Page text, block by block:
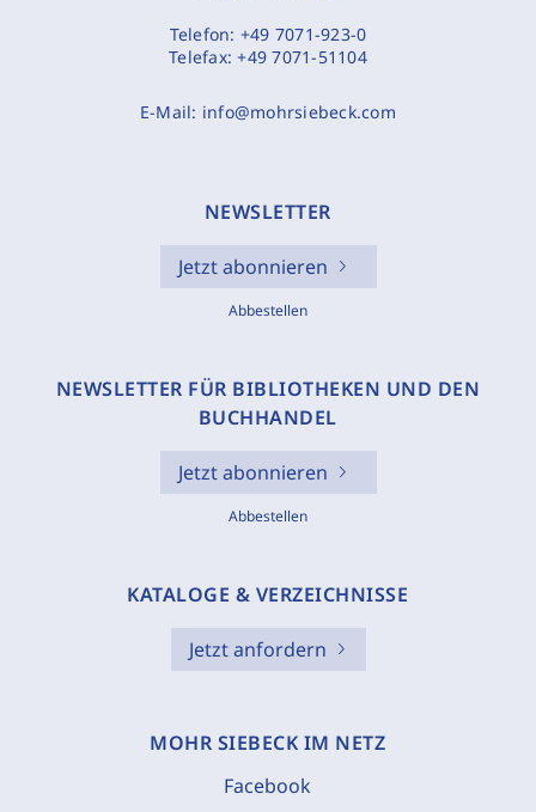
Telefon: +49 7071-923-0
Telefax:+49 7071-51104
E-Mail: info@mohrsiebeck.com
NEWSLETTER
Jetzt abonnieren
Abbestellen
NEWSLETTER FÜR BIBLIOTHEKEN UND DEN
BUCHHANDEL
Jetzt abonnieren
Abbestellen
KATALOGE & VERZEICHNISSE
Jetzt anfordern
MOHR SIEBECK IM NETZ
Facebook